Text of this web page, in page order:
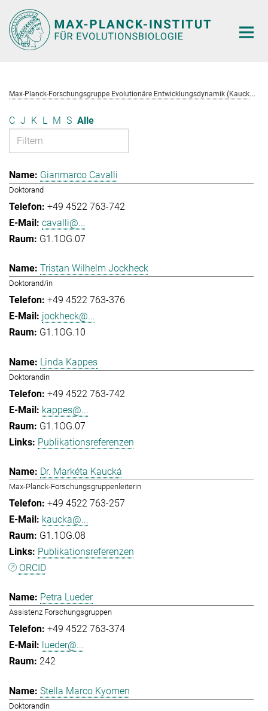
Hauptinhalt
M
ax-Planck-Forschungsgruppe Evolutionäre Entwicklungsdynamik (Kaucká)
C J K L M S Alle
Gianmarco Cavalli
Doktorand
+49 4522 763-742
cavalli@...
G1.1OG.07
Tristan Wilhelm Jockheck
Doktorand/in
+49 4522 763-376
jockheck@...
G1.1OG.10
Linda Kappes
Doktorandin
+49 4522 763-742
kappes@...
G1.1OG.07
Publikationsreferenzen
Dr. Markéta Kaucká
Max-Planck-Forschungsgruppenleiterin
+49 4522 763-257
kaucka@...
G1.1OG.08
Publikationsreferenzen
ORCID
Petra Lueder
Assistenz Forschungsgruppen
+49 4522 763-374
lueder@...
242
Stella Marco Kyomen
Doktorandin